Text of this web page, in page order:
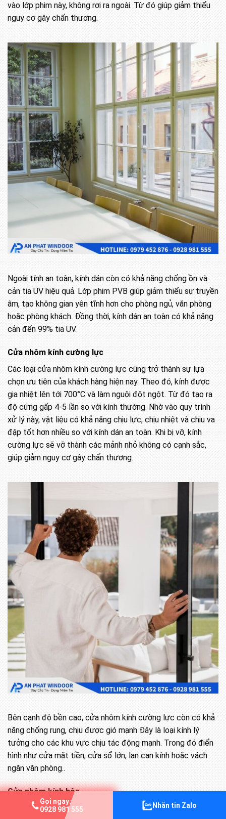
vào lớp phim này, không rơi ra ngoài. Từ đó giúp giảm thiểu
nguy cơ gây chấn thương.
Ngoài tính an toàn, kính dán còn có khả năng chống ồn và
cản tia UV hiệu quả. Lớp phim PVB giúp giảm thiểu sự truyền
âm, tạo không gian yên tĩnh hơn cho phòng ngủ, văn phòng
hoặc phòng khách. Đồng thời, kính dán an toàn có khả năng
cản đến 99% tia UV.
Cửa nhôm kính cường lực
Các loại cửa nhôm kính cường lực cũng trở thành sự lựa
chọn ưu tiên của khách hàng hiện nay. Theo đó, kính được
gia nhiệt lên tới 700°C và làm nguội đột ngột. Từ đó tạo ra
độ cứng gấp 4-5 lần so với kính thường. Nhờ vào quy trình
xử lý này, vật liệu có khả năng chịu lực, chịu nhiệt và chịu va
đập tốt hơn nhiều so với kính dán an toàn. Khi bị vỡ, kính
cường lực sẽ vỡ thành các mảnh nhỏ không có cạnh sắc,
giúp giảm nguy cơ gây chấn thương.
Bên cạnh độ bền cao, cửa nhôm kính cường lực còn có khả
năng chống rung, chịu được gió mạnh Đây là loại kính lý
tưởng cho các khu vực chịu tác động mạnh. Trong đó điển
hình như cửa mặt tiền, cửa sổ lớn, lan can kính hoặc vách
ngăn văn phòng..
Cửa nhôm kính hộp
Các loại cửa nhôm kính hộp sử dụng hai hoặc ba lớp kính.
Gọi ngay:
0928 981 555
Nhắn tin Zalo